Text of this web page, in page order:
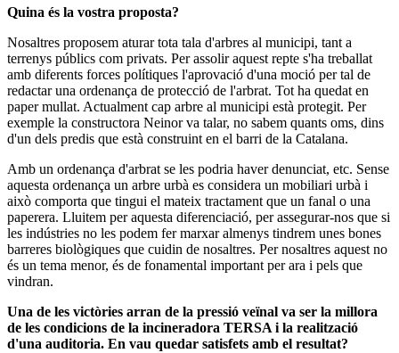
Quina és la vostra proposta?
Nosaltres proposem aturar tota tala d'arbres al municipi, tant a
terrenys públics com privats. Per assolir aquest repte s'ha treballat
amb diferents forces polítiques l'aprovació d'una moció per tal de
redactar una ordenança de protecció de l'arbrat. Tot ha quedat en
paper mullat. Actualment cap arbre al municipi està protegit. Per
exemple la constructora Neinor va talar, no sabem quants oms, dins
d'un dels predis que està construint en el barri de la Catalana.
Amb un ordenança d'arbrat se les podria haver denunciat, etc. Sense
aquesta ordenança un arbre urbà es considera un mobiliari urbà i
això comporta que tingui el mateix tractament que un fanal o una
paperera. Lluitem per aquesta diferenciació, per assegurar-nos que si
les indústries no les podem fer marxar almenys tindrem unes bones
barreres biològiques que cuidin de nosaltres. Per nosaltres aquest no
és un tema menor, és de fonamental important per ara i pels que
vindran.
Una de les victòries arran de la pressió veïnal va ser la millora
de les condicions de la incineradora TERSA i la realització
d'una auditoria. En vau quedar satisfets amb el resultat?